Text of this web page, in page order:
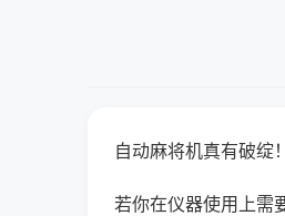
自动麻将机真有破绽
若你在仪器使用上需